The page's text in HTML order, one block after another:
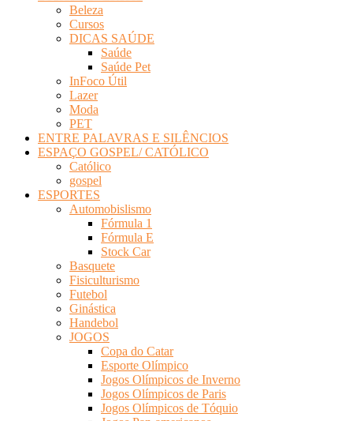
Beleza
Cursos
DICAS SAÚDE
Saúde
Saúde Pet
InFoco Útil
Lazer
Moda
PET
ENTRE PALAVRAS E SILÊNCIOS
ESPAÇO GOSPEL/ CATÓLICO
Católico
gospel
ESPORTES
Automobislismo
Fórmula 1
Fórmula E
Stock Car
Basquete
Fisiculturismo
Futebol
Ginástica
Handebol
JOGOS
Copa do Catar
Esporte Olímpico
Jogos Olímpicos de Inverno
Jogos Olímpicos de Paris
Jogos Olímpicos de Tóquio